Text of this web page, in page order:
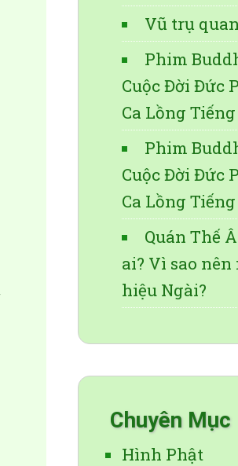
Vũ trụ
Phim
Cuộc Đời Đức
Ca Lồng Tiếng
Phim
Cuộc Đời Đức
Ca Lồng Tiếng
Quán Thế
ai? Vì sao
hiệu Ngài?
Chuyên Mục
Hình Phật